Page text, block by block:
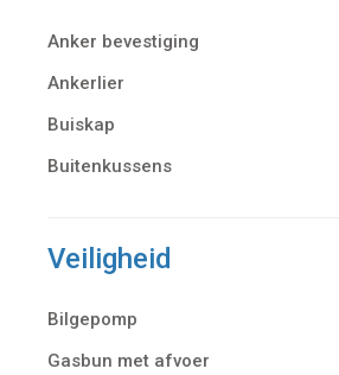
Anker bevestiging
Ankerlier
Buiskap
Buitenkussens
Veiligheid
Bilgepomp
Gasbun met afvoer